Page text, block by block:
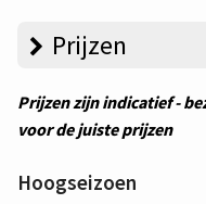
Prijzen
Prijzen zijn indicatief -
voor de juiste prijzen
Hoogseizoen